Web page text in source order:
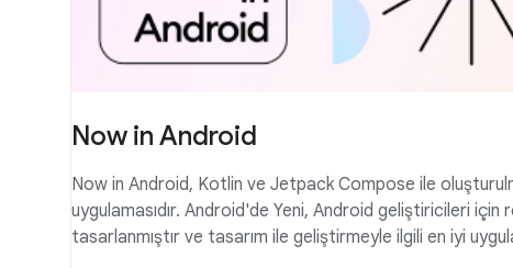
Now in Android
Now in Android, Kotlin ve Jetpack Compose ile
uygulamasıdır. Android'de Yeni, Android geliştiricileri
tasarlanmıştır ve tasarım ile geliştirmeyle ilgili en iyi